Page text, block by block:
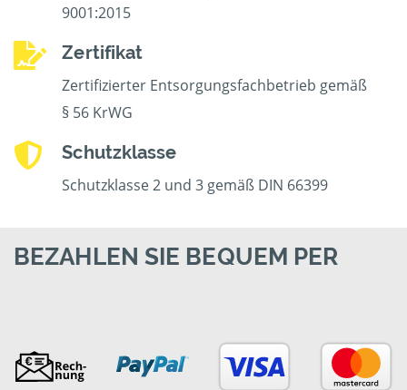
9001:2015
Zertifikat
Zertifizierter Entsorgungsfachbetrieb gemäß
§ 56 KrWG
Schutzklasse
Schutzklasse 2 und 3 gemäß DIN 66399
BEZAHLEN SIE BEQUEM PER